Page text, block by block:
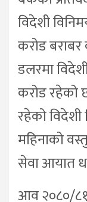
विदेशी
करोड
डलरमा
करोड रहेको
रहेको
महिनाको
सेवा आयात
आव २०८०/८१